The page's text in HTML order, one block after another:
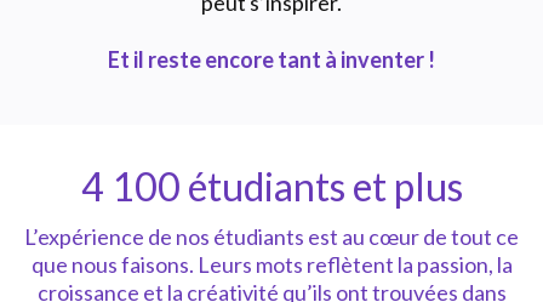
Et il reste encore tant à inventer !
4 100 étudiants et plus
L’expérience de nos étudiants est au cœur de tout ce
que nous faisons. Leurs mots reflètent la passion, la
croissance et la créativité qu’ils ont trouvées dans